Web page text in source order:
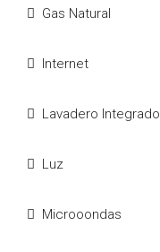
Gas Natural
Internet
Lavadero Integrado
Luz
Microoondas